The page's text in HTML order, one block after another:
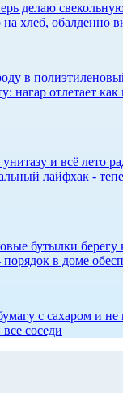
делаю
хлеб, обалденно
в
нагар отлетает
и всё лето
лайфхак -
бутылки берегу
в доме
с сахаром и не
соседи